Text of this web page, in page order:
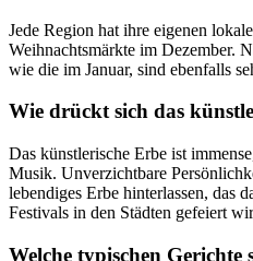
Jede Region hat ihre eigenen
Weihnachtsmärkte im Dezember.
wie die im Januar, sind ebenfalls
Wie drückt sich das
Das künstlerische Erbe ist
Musik. Unverzichtbare
lebendiges Erbe hinterlassen, das
Festivals in den Städten gefeiert
Welche typischen